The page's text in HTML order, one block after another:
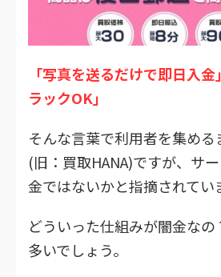
「写真を送るだけで即日入
ラックOK」
そんな言葉で利用者を集める
(旧：買取HANA)ですが、サ
金ではないかと指摘されてい
どういった仕組みが闇金な
多いでしょう。